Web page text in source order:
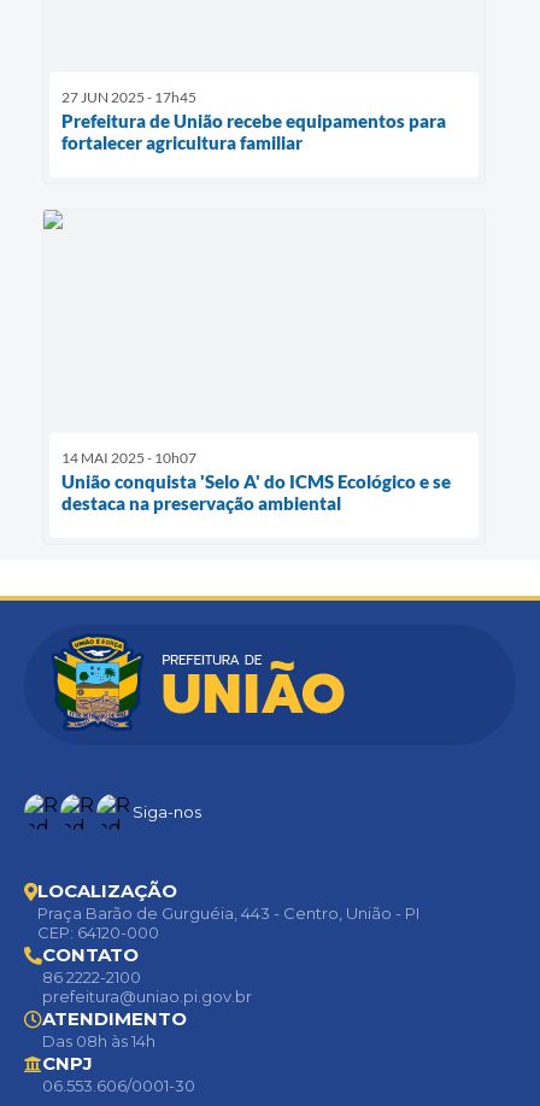
27 JUN 2025 - 17h45
Prefeitura de União recebe equipamentos para
fortalecer agricultura familiar
14 MAI 2025 - 10h07
União conquista 'Selo A' do ICMS Ecológico e se
destaca na preservação ambiental
Siga-nos
LOCALIZAÇÃO
Praça Barão de Gurguéia, 443 - Centro, União - PI
CEP: 64120-000
CONTATO
86 2222-2100
prefeitura@uniao.pi.gov.br
ATENDIMENTO
Das 08h às 14h
CNPJ
06.553.606/0001-30